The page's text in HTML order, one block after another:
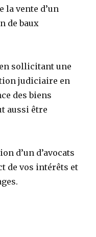
la vente d’un
de baux
sollicitant une
judiciaire en
des biens
aussi être
d’un d’avocats
de vos intérêts et